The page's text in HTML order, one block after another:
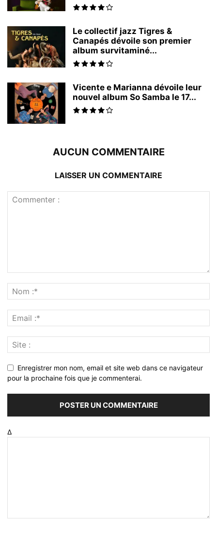
Le collectif jazz Tigres &
Canapés dévoile son premier
album survitaminé...
Vicente e Marianna dévoile leur
nouvel album So Samba le 17...
AUCUN COMMENTAIRE
LAISSER UN COMMENTAIRE
Enregistrer mon nom, email et site web dans ce navigateur
pour la prochaine fois que je commenterai.
Δ